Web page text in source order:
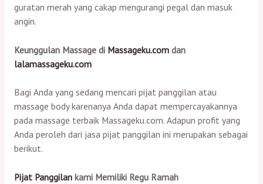
guratan merah yang cakap mengurangi pegal dan masuk
angin.
Keunggulan Massage di Massageku.comdan
lalamassageku.com
Bagi Anda yang sedang mencari pijat panggilan atau
massage body karenanya Anda dapat mempercayakannya
pada massage terbaik Massageku.com. Adapun profit yang
Anda peroleh dari jasa pijat panggilan ini merupakan sebagai
berikut.
Pijat Panggilankami Memiliki Regu Ramah